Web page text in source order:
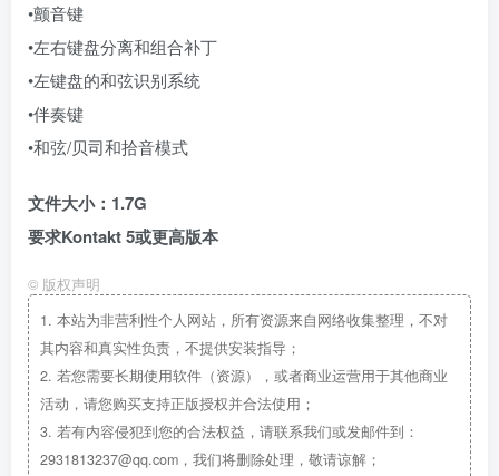
•颤音键
•左右键盘分离和组合补丁
•左键盘的和弦识别系统
•伴奏键
•和弦/贝司和拾音模式
文件大小：1.7G
要求Kontakt 5或更高版本
© 版权声明
1. 本站为非营利性个人网站，所有资源来自网络收集整理，不对
其内容和真实性负责，不提供安装指导；
2. 若您需要长期使用软件（资源），或者商业运营用于其他商业
活动，请您购买支持正版授权并合法使用；
3. 若有内容侵犯到您的合法权益，请联系我们或发邮件到：
2931813237@qq.com，我们将删除处理，敬请谅解；